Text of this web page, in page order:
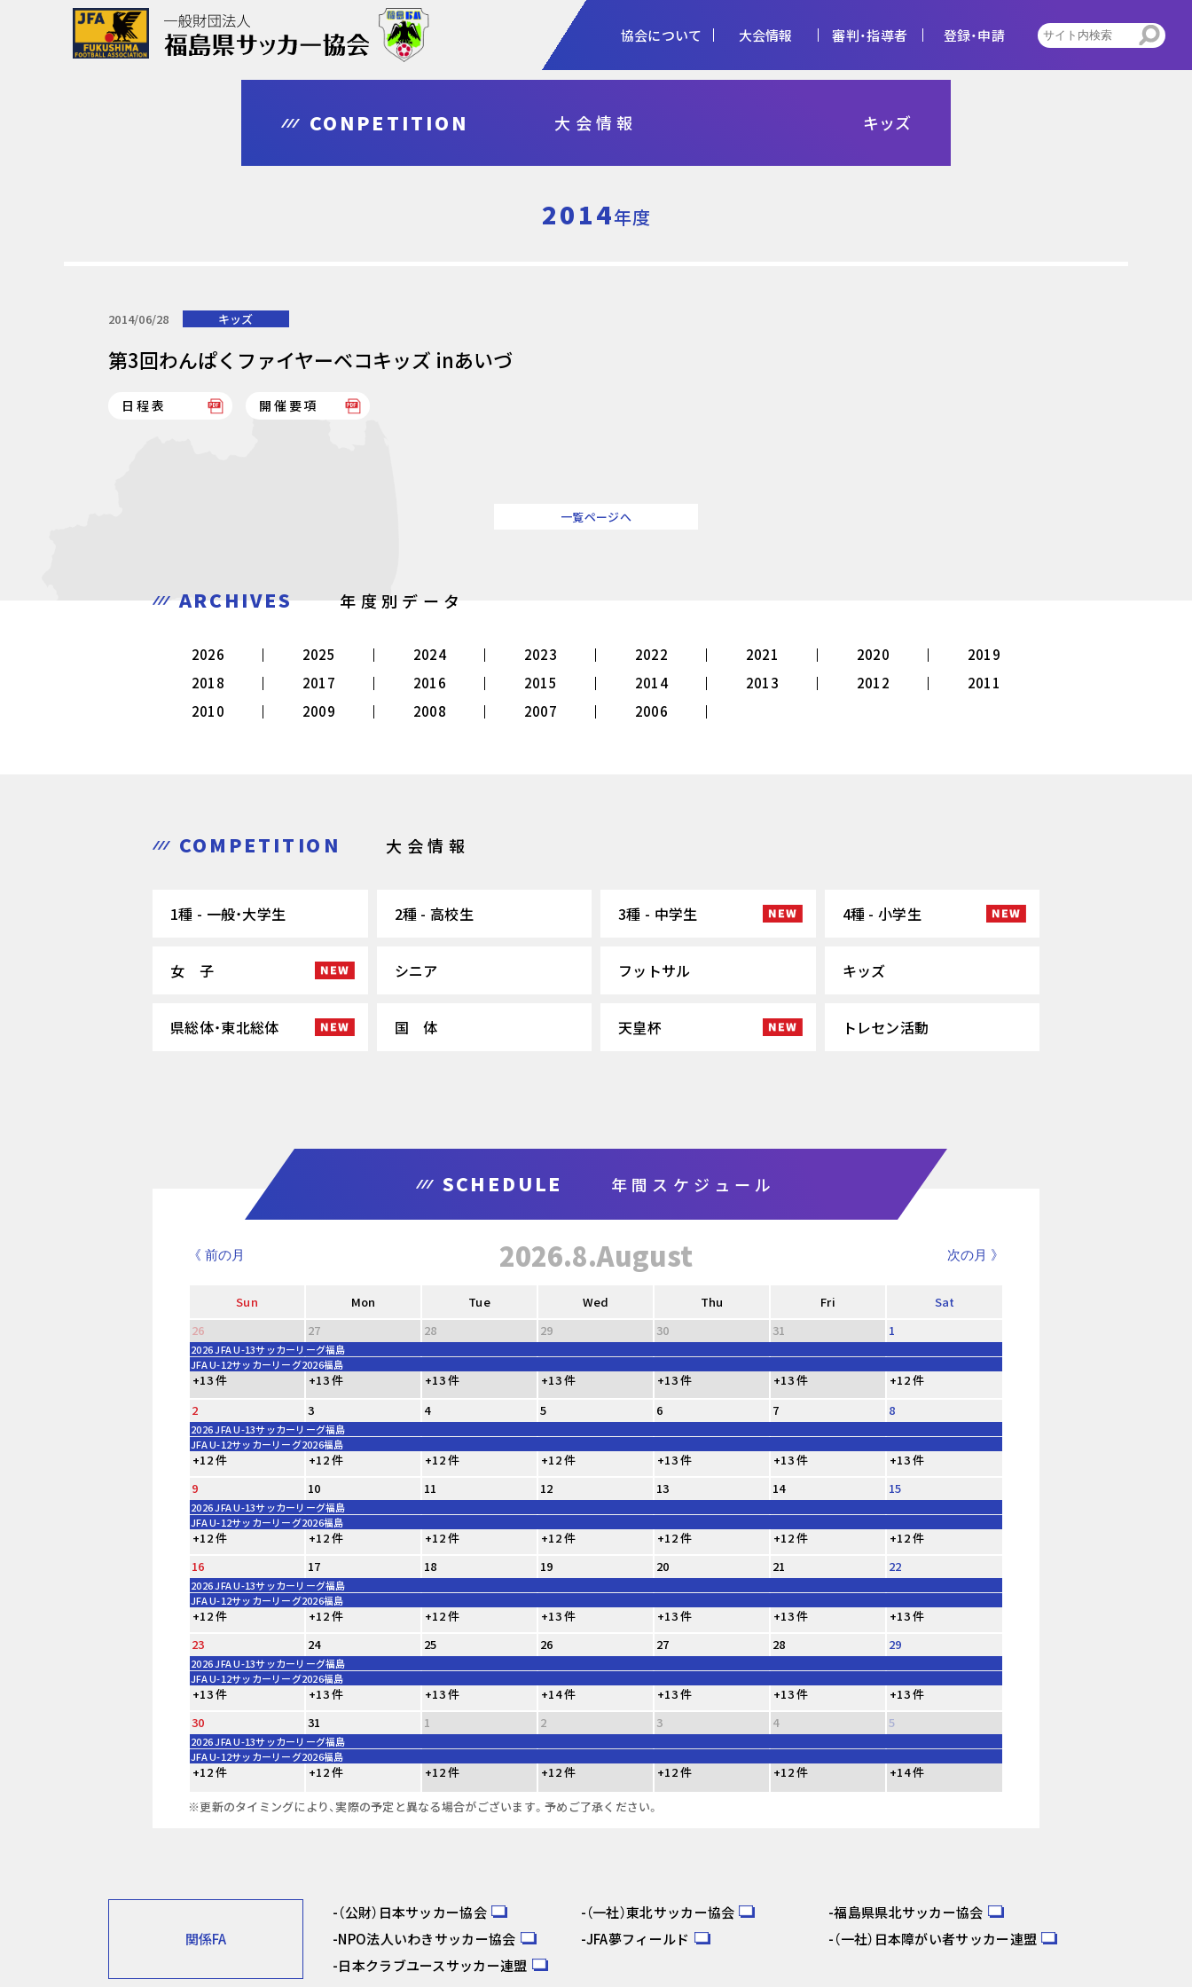
協会について
協会について 協会概要 予算・決算 ビジョン
大会情報
女子
シニア
キッズ
県総体・東北総体
国体 天皇杯 トレセン活動
審判・指導者
審判・指導者 審判 指導者
登録・申請
加盟登録 各種申請
CONPETITION 大会情報 キッズ
2014年度
2014/06/28 キッズ
第3回わんぱくファイヤーベコキッズ inあいづ
日程表 開催要項
一覧ページへ
ARCHIVES 年度別データ
2026 2025 2024 2023 2022 2021 2020
2019
2018
2017 2016 2015 2014 2013 2012
2011
2010
2009 2008 2007 2006
COMPETITION 大会情報
1種 - 一般・大学生 2種 - 高校生 3種 - 中学生 4種 - 小学生
女 子 シニア フットサル キッズ
県総体・東北総体 国 体 天皇杯 トレセン活動
SCHEDULE 年間スケジュール
《 前の月 次の月 》
2026.8.August
Sun Mon Tue Wed Thu Fri
Sat
26
27 28 29 30 31 1
2026 JFA U-13サッカーリーグ福島
JFA U-12サッカーリーグ2026福島
+13 件 +13 件 +13 件 +13 件 +13 件 +13 件
+12 件
2
3 4 5 6 7 8
2026 JFA U-13サッカーリーグ福島
JFA U-12サッカーリーグ2026福島
+12 件 +12 件 +12 件 +12 件 +13 件 +13 件
+13 件
9
10 11 12 13 14 15
2026 JFA U-13サッカーリーグ福島
JFA U-12サッカーリーグ2026福島
+12 件 +12 件 +12 件 +12 件 +12 件 +12 件
+12 件
16
17 18 19 20 21 22
2026 JFA U-13サッカーリーグ福島
JFA U-12サッカーリーグ2026福島
+12 件 +12 件 +12 件 +13 件 +13 件 +13 件
+13 件
23
24 25 26 27 28 29
2026 JFA U-13サッカーリーグ福島
JFA U-12サッカーリーグ2026福島
+13 件 +13 件 +13 件 +14 件 +13 件 +13 件
+13 件
30
31 1 2 3 4 5
2026 JFA U-13サッカーリーグ福島
JFA U-12サッカーリーグ2026福島
+12 件 +12 件 +12 件 +12 件 +12 件 +12 件 +14 件
※更新のタイミングにより、実際の予定と異なる場合がございます。予めご了承ください。
関係FA
（公財）日本サッカー協会 （一社）東北サッカー協会
福島県県北サッカー協会
NPO法人いわきサッカー協会
JFA夢フィールド
（一社）日本障がい者サッカー連盟
日本クラブユースサッカー連盟